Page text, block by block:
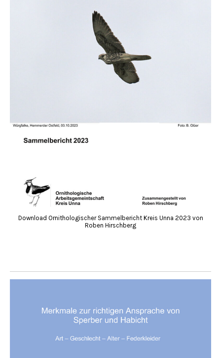
Download Ornithologischer Sammelbericht Kreis Unna 2023 von
Roben Hirschberg